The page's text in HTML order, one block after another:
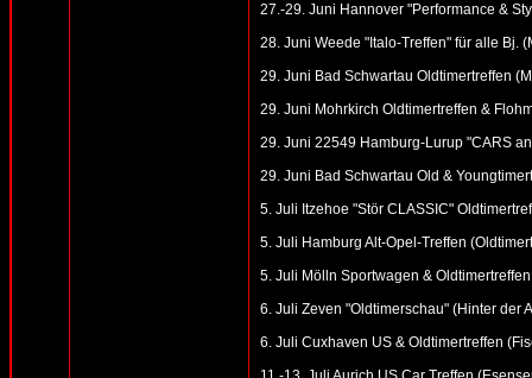
27.-29. Juni Hannover "Performance &
28. Juni Weede "Italo-Treffen" für alle Bj.
29. Juni Bad Schwartau Oldtimertreffen
29. Juni Mohrkirch Oldtimertreffen &
29. Juni 22549 Hamburg-Lurup "CARS
29. Juni Bad Schwartau Old &
5. Juli Itzehoe "Stör CLASSIC"
5. Juli Hamburg Alt-Opel-Treffen
5. Juli Mölln Sportwagen &
6. Juli Zeven "Oldtimerschau" (Hinter der
6. Juli Cuxhaven US & Oldtimertreffen